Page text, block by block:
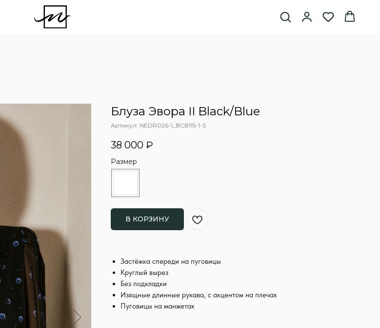
Блуза Эвора II Black/Blue
Артикул: NEDR026-1_BCB115-1-S
38 000 ₽
Размер
В КОРЗИНУ
Застёжка спереди на пуговицы
Круглый вырез
Без подкладки
Изящные длинные рукава, с акцентом на плечах
Пуговицы на манжетах